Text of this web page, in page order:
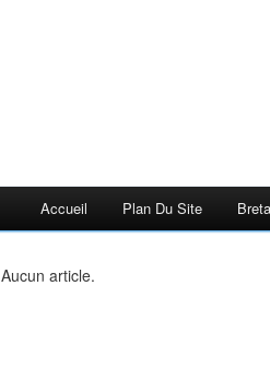
Accueil Plan Du Site
Aucun article.